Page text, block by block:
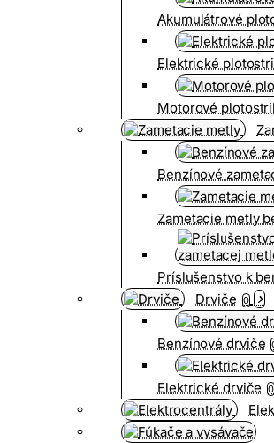
Akumulátrové
Elektrické
Motorové
Benzínové
Zametacie metly
Príslušenstvo k
Drviče 0
Benzínové drviče
Elektrické drviče 0